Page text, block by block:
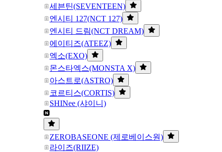
세븐틴(SEVENTEEN)
엔시티 127(NCT 127)
엔시티 드림(NCT DREAM)
에이티즈(ATEEZ)
엑소(EXO)
몬스타엑스(MONSTA X)
아스트로(ASTRO)
코르티스(CORTIS)
SHINee (샤이니)
ZEROBASEONE (제로베이스원)
라이즈(RIIZE)